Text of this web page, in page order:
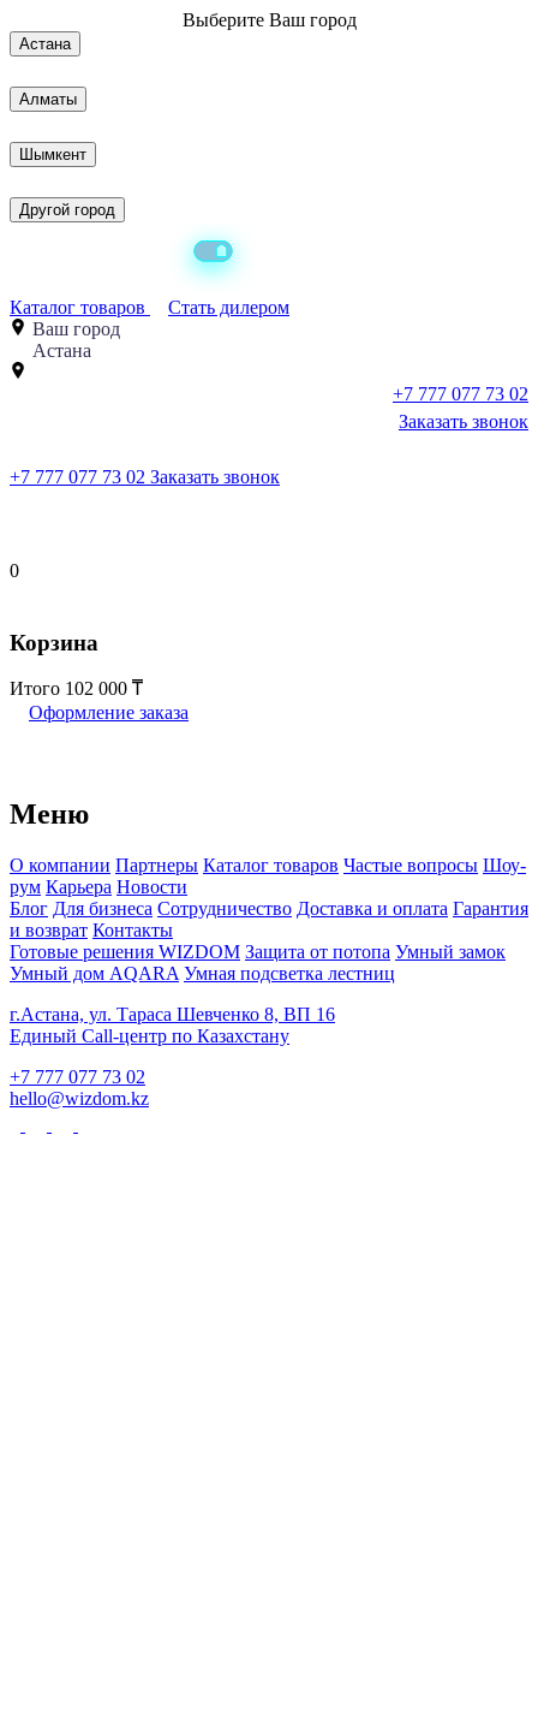
Выберите Ваш город
Астана
Алматы
Шымкент
Другой город
Каталог товаров
Стать дилером
Ваш город
Астана
+7 777 077 73 02
Заказать звонок
+7 777 077 73 02 Заказать звонок
0
Корзина
Итого 102 000
Оформление заказа
Меню
О компании Партнеры Каталог товаров Частые вопросы Шоу-
рум Карьера Новости
Блог Для бизнеса Сотрудничество Доставка и оплата Гарантия
и возврат Контакты
Готовые решения WIZDOM Защита от потопа Умный замок
Умный дом AQARA Умная подсветка лестниц
г.Астана, ул. Тараса Шевченко 8, ВП 16
Единый Call-центр по Казахстану
+7 777 077 73 02
hello@wizdom.kz